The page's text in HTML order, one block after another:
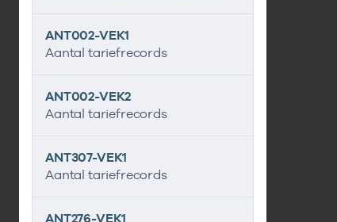
ANT002-VEK1
Aantal tariefrecords
ANT002-VEK2
Aantal tariefrecords
ANT307-VEK1
Aantal tariefrecords
ANT276-VEK1